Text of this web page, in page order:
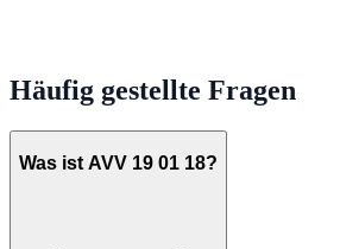
Häufig gestellte Fragen
Was ist AVV 19 01 18?